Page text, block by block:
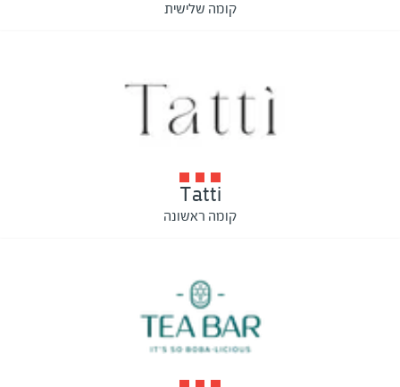
קומה שלישית
Tatti
קומה ראשונה